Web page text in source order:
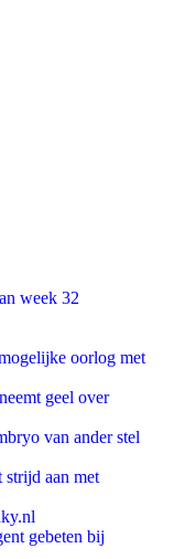
week 32
oorlog met
geel over
van ander stel
strijd aan met
gebeten bij